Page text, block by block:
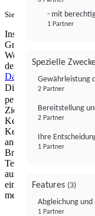
Sie haben ein PUR-Abo?
Institutional Money mit
Gründen die
Werbeplatz zur
der Verantwortung von
Datenschutzerklärung
Dienste nutzen wir
personalisierte
Zielgruppenforschung.
Kennungen (z. B.
Kennungen,
anderen Informationen
Browserinformationen,
Technologien usw.) auf
ausgelesen werden, um
eine App oder einer
mehrere der hier
- mit
1 Partner
Spezielle
Gewährleistung
2 Partner
Bereitstellung
2 Partner
Ihre
1 Partner
Features (3)
Abgleichung
1 Partner